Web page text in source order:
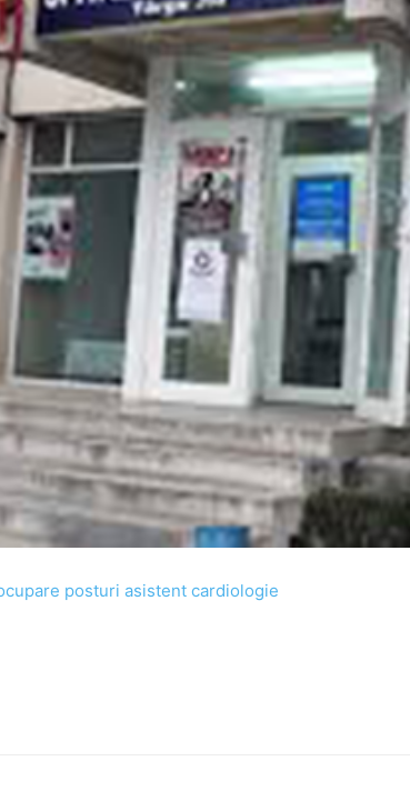
posturi asistent cardiologie